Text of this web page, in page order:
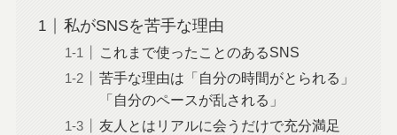
私がSNSを苦手な理由
これまで使ったことのあるSNS
苦手な理由は「自分の時間がとられる」
「自分のペースが乱される」
友人とはリアルに会うだけで充分満足